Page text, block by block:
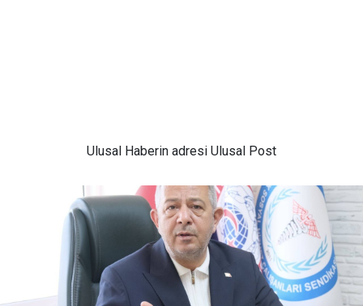
Ulusal Haberin adresi Ulusal Post